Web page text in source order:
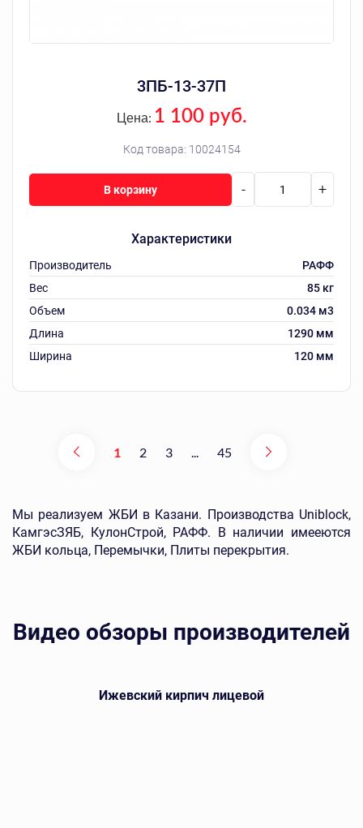
3ПБ-13-37П
Код товара: 10024154
Цена: 1 100 руб.
Характеристики
Производитель
РАФФ
Вес
85 кг
Объем
0.034 м3
Длина
1290 мм
Ширина
120 мм
- +
В корзину
1 2 3 45
Мы реализуем ЖБИ в Казани. Производства Uniblock,
КамгэсЗЯБ, КулонСтрой, РАФФ. В наличии имееются
ЖБИ кольца, Перемычки, Плиты перекрытия.
Видео обзоры производителей
Ижевский кирпич лицевой